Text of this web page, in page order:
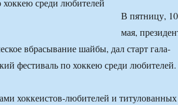
В пятницу, 10
мая,
вбрасывание шайбы, дал старт гала-
фестиваль по хоккею среди любителей.
хоккеистов-любителей и титулованных